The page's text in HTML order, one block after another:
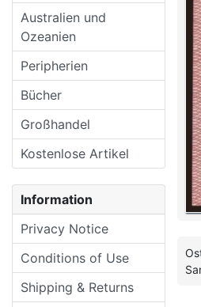
Australien und
Ozeanien
Peripherien
Bücher
Großhandel
Kostenlose Artikel
Information
Privacy Notice
Conditions of Use
Shipping & Returns